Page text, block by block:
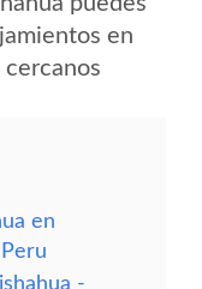
en
en
-